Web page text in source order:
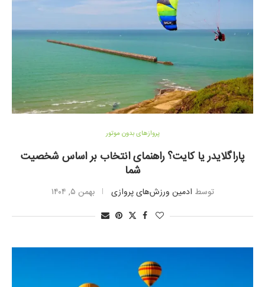
پروازهای بدون موتور
پاراگلایدر یا کایت؟ راهنمای انتخاب بر اساس شخصیت
شما
توسط ادمین ورزش‌های پروازی بهمن ۵, ۱۴۰۴